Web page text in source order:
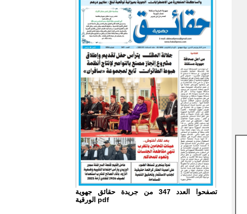
تصفحوا العدد 347 من جريدة حقائق جهوية
الورقية pdf